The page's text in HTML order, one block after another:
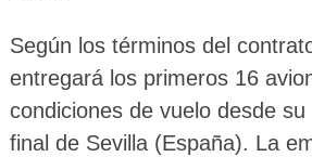
Según los términos del
entregará los primeros 16
condiciones de vuelo desde
final de Sevilla (España). La